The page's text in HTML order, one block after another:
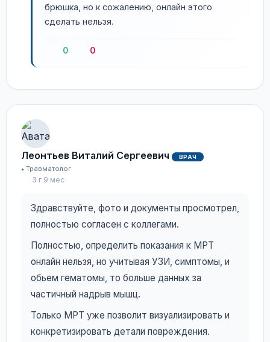
брюшка, но к сожалению, онлайн этого
сделать нельзя.
0 0
Леонтьев Виталий Сергеевич ВРАЧ
Травматолог
3 г 9 мес
Здравствуйте, фото и документы просмотрел,
полностью согласен с коллегами.
Полностью, определить показания к МРТ
онлайн нельзя, но учитывая УЗИ, симптомы, и
обьем гематомы, то больше данных за
частичный надрыв мышц.
Только МРТ уже позволит визуализировать и
конкретизировать детали повреждения.